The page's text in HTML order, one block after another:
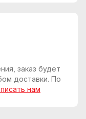
заказ будет
доставки. По
нам